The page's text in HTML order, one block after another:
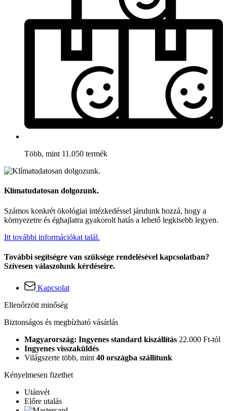
Több, mint 11.050 termék
Klímatudatosan dolgozunk.
Számos konkrét ökológiai intézkedéssel járulunk hozzá, hogy a
környezetre és éghajlatra gyakorolt hatás a lehető legkisebb legyen.
Itt további információkat talál.
További segítségre van szüksége rendelésével kapcsolatban?
Szívesen válaszolunk kérdéseire.
Kapcsolat
Ellenőrzött minőség
Biztonságos és megbízható vásárlás
Magyarország: Ingyenes standard kiszállítás 22.000 Ft-tól
Ingyenes visszaküldés
Világszerte több, mint 40 országba szállítunk
Kényelmesen fizethet
Utánvét
Előre utalás